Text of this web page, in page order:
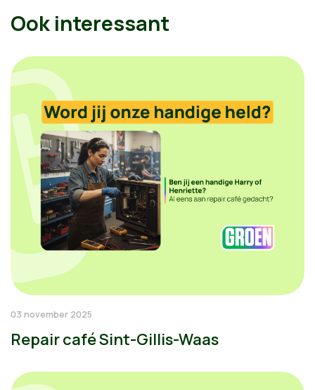
Ook interessant
03 november 2025
Repair café Sint-Gillis-Waas